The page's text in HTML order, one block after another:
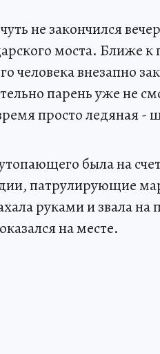
не закончился
моста. Ближе
человека внезапно
парень уже не
просто ледяная -
была на
патрулирующие
руками и звала
на месте.